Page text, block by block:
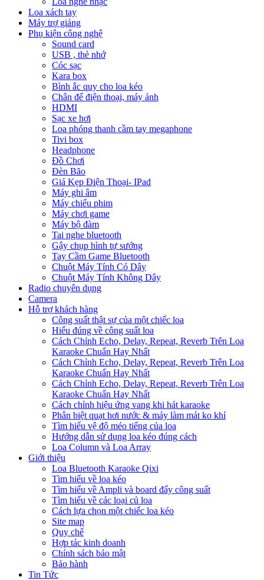
Loa xách tay
Máy trợ giảng
Phụ kiện công nghệ
Sound card
USB , thẻ nhớ
Cóc sạc
Kara box
Bình ắc quy cho loa kéo
Chân để điện thoại, máy ảnh
HDMI
Sạc xe hơi
Loa phóng thanh cầm tay megaphone
Tivi box
Headphone
Đồ Chơi
Đèn Bão
Giá Kẹp Điện Thoại- IPad
Máy ghi âm
Máy chiếu phim
Máy chơi game
Máy bộ đàm
Tai nghe bluetooth
Gậy chụp hình tự sướng
Tay Cầm Game Bluetooth
Chuột Máy Tính Có Dây
Chuột Máy Tính Không Dây
Radio chuyên dụng
Camera
Hỗ trợ khách hàng
Công suất thật sự của một chiếc loa
Hiểu đúng về công suất loa
Cách Chỉnh Echo, Delay, Repeat, Reverb Trên Loa
Karaoke Chuẩn Hay Nhất
Cách Chỉnh Echo, Delay, Repeat, Reverb Trên Loa
Karaoke Chuẩn Hay Nhất
Cách Chỉnh Echo, Delay, Repeat, Reverb Trên Loa
Karaoke Chuẩn Hay Nhất
Cách chỉnh hiệu ứng vang khi hát karaoke
Phân biệt quạt hơi nước & máy làm mát ko khí
Tìm hiểu vệ độ méo tiếng của loa
Hướng dẫn sử dụng loa kéo đúng cách
Loa Column và Loa Array
Giới thiệu
Loa Bluetooth Karaoke Qixi
Tìm hiểu về loa kéo
Tìm hiểu về Ampli và board đẩy công suất
Tìm hiểu về các loại củ loa
Cách lựa chọn một chiếc loa kéo
Site map
Quy chế
Hợp tác kinh doanh
Chính sách bảo mật
Bảo hành
Tin Tức